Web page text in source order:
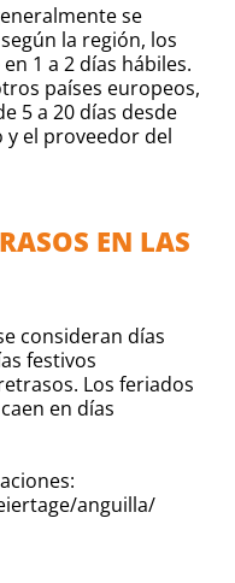
se
la región, los
1 a 2 días hábiles.
países europeos,
5 a 20 días desde
y el proveedor del
EN LAS
consideran días
festivos
Los feriados
en días
anguilla/